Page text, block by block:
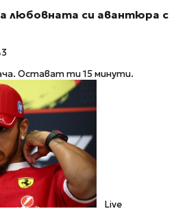
любовната си авантюра с
Остават ти 15 минути.
Live